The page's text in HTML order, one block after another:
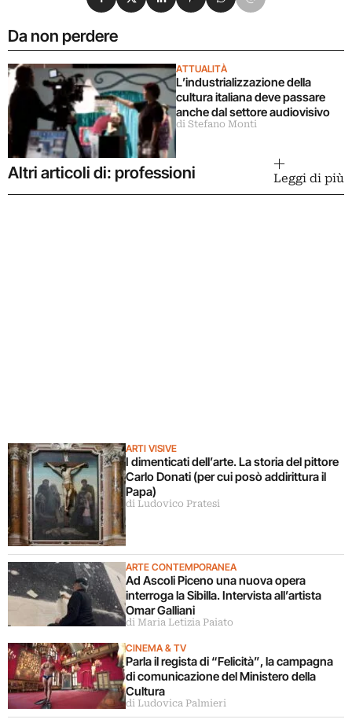
Da non perdere
ATTUALITÀ
L’industrializzazione della
cultura italiana deve passare
anche dal settore audiovisivo
di Stefano Monti
Altri articoli di: professioni Leggi di più
ARTI VISIVE
I dimenticati dell’arte. La storia del pittore
Carlo Donati (per cui posò addirittura il
Papa)
di Ludovico Pratesi
ARTE CONTEMPORANEA
Ad Ascoli Piceno una nuova opera
interroga la Sibilla. Intervista all’artista
Omar Galliani
di Maria Letizia Paiato
CINEMA & TV
Parla il regista di “Felicità”, la campagna
di comunicazione del Ministero della
Cultura
di Ludovica Palmieri